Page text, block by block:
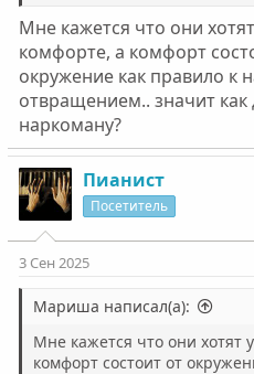
Мне кажется что они
комфорте, а комфорт
окружение как правило к
отвращением.. значит
наркоману?
Пианист
Посетитель
3 Сен 2025
Мариша написал(а):
Мне кажется что они хотят
комфорт состоит от